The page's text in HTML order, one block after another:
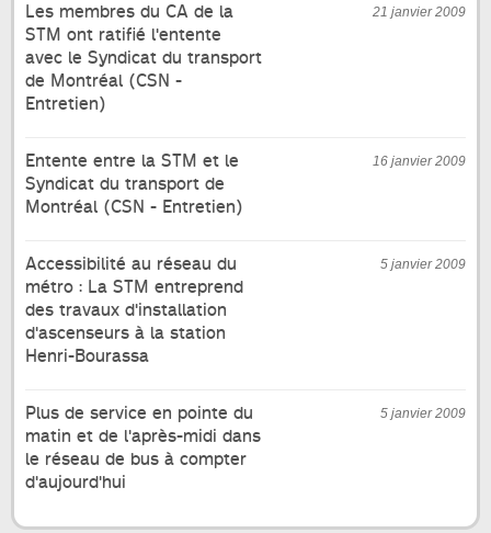
21 janvier 2009
Les membres du CA de la
STM ont ratifié l'entente
avec le Syndicat du transport
de Montréal (CSN -
Entretien)
16 janvier 2009
Entente entre la STM et le
Syndicat du transport de
Montréal (CSN - Entretien)
5 janvier 2009
Accessibilité au réseau du
métro : La STM entreprend
des travaux d'installation
d'ascenseurs à la station
Henri-Bourassa
5 janvier 2009
Plus de service en pointe du
matin et de l'après-midi dans
le réseau de bus à compter
d'aujourd'hui